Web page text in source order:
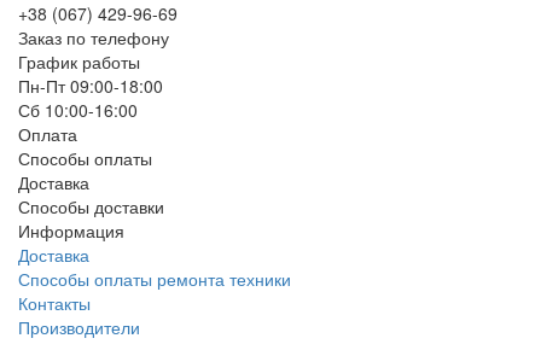
+38 (067) 429-96-69
Заказ по телефону
График работы
Пн-Пт 09:00-18:00
Сб 10:00-16:00
Оплата
Способы оплаты
Доставка
Способы доставки
Информация
Доставка
Способы оплаты ремонта техники
Контакты
Производители